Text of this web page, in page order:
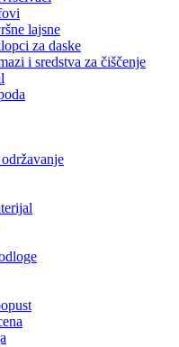
lajsne
za daske
i sredstva za čiščenje